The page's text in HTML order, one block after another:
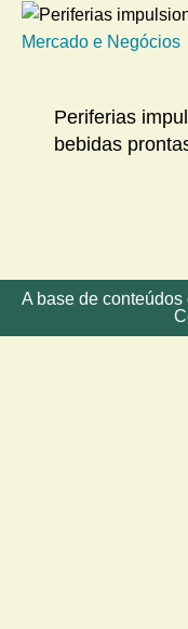
Mercado e Negócios
Periferias
bebidas
A base de